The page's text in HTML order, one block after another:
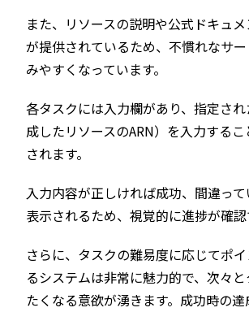
また、リソースの説明や公式ドキュ
が提供されているため、不慣れなサ
みやすくなっています。
各タスクには入力欄があり、指定さ
成したリソースのARN）を入力する
されます。
入力内容が正しければ成功、間違っ
表示されるため、視覚的に進捗が確認
さらに、タスクの難易度に応じてポ
るシステムは非常に魅力的で、次々
たくなる意欲が湧きます。成功時の